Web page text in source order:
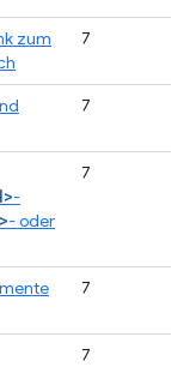
zum
7
7
-
- oder
7
7
7